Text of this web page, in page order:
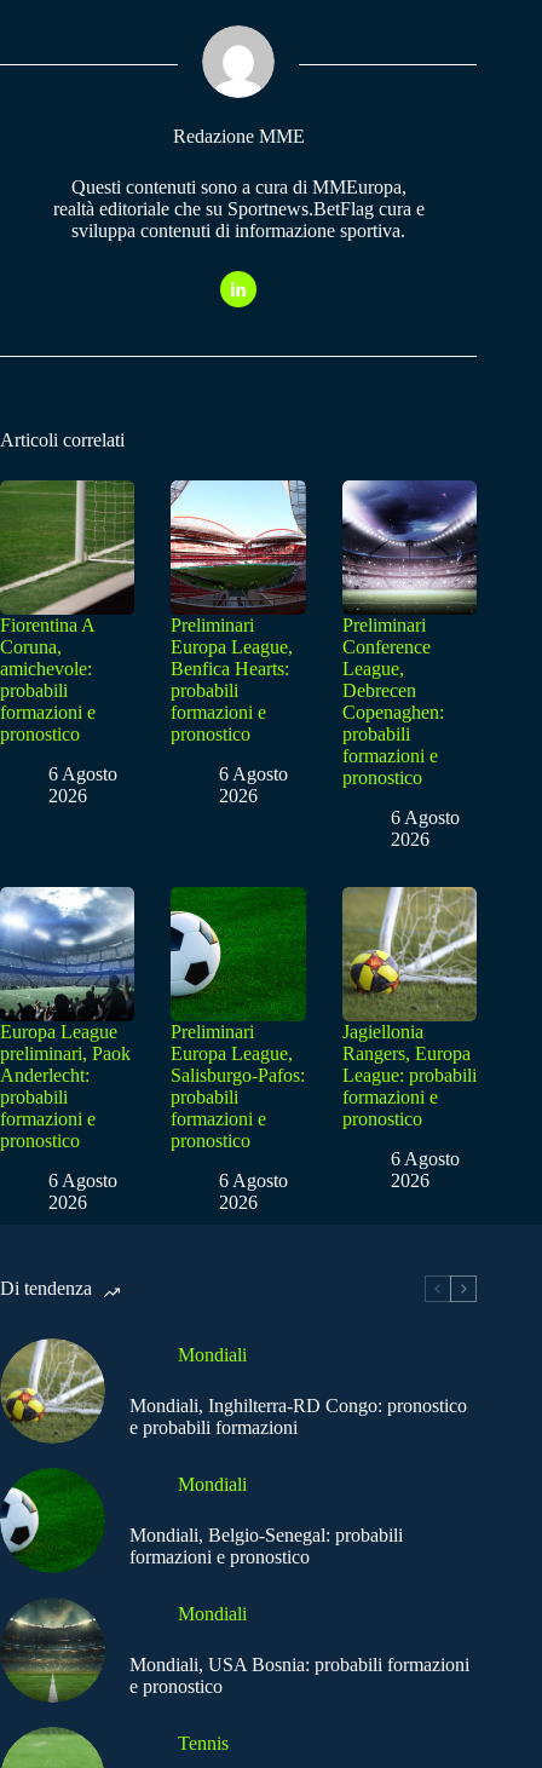
pp m
Redazione MME
Questi contenuti sono a cura di MMEuropa,
realtà editoriale che su Sportnews.BetFlag cura e
sviluppa contenuti di informazione sportiva.
Articoli correlati
Fiorentina A
Coruna,
amichevole:
probabili
formazioni e
pronostico
6 Agosto
2026
Preliminari
Europa League,
Benfica Hearts:
probabili
formazioni e
pronostico
6 Agosto
2026
Preliminari
Conference
League,
Debrecen
Copenaghen:
probabili
formazioni e
pronostico
6 Agosto
2026
Europa League
preliminari, Paok
Anderlecht:
probabili
formazioni e
pronostico
6 Agosto
2026
Preliminari
Europa League,
Salisburgo-Pafos:
probabili
formazioni e
pronostico
6 Agosto
2026
Jagiellonia
Rangers, Europa
League: probabili
formazioni e
pronostico
6 Agosto
2026
Di tendenza
Mondiali
Mondiali, Inghilterra-RD Congo: pronostico
e probabili formazioni
Mondiali
Mondiali, Belgio-Senegal: probabili
formazioni e pronostico
Mondiali
Mondiali, USA Bosnia: probabili formazioni
e pronostico
Tennis